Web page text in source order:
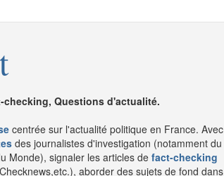
checking, Questions d'actualité.
centrée sur l'actualité politique en France. Avec
des journalistes d'investigation (notamment du
Monde), signaler les articles de fact-checking
aborder des sujets de fond dans